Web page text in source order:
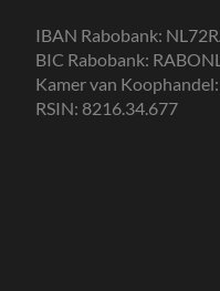
IBAN Rabobank:
BIC Rabobank:
Kamer van
RSIN: 8216.34.677